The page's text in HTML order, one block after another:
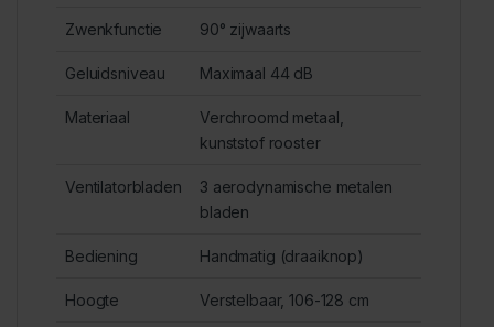
Zwenkfunctie 90° zijwaarts
Geluidsniveau Maximaal 44 dB
Materiaal
Verchroomd metaal,
kunststof rooster
Ventilatorbladen
3 aerodynamische metalen
bladen
Bediening Handmatig (draaiknop)
Hoogte Verstelbaar, 106-128 cm